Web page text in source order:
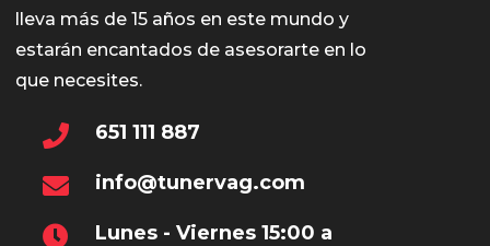
lleva más de 15 años en este mundo y
estarán encantados de asesorarte en lo
que necesites.
651 111 887
info@tunervag.com
Lunes - Viernes 15:00 a